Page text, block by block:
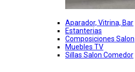
Aparador, Vitrina, Bar
Estanterias
Composiciones Salon
Muebles TV
Sillas Salon Comedor